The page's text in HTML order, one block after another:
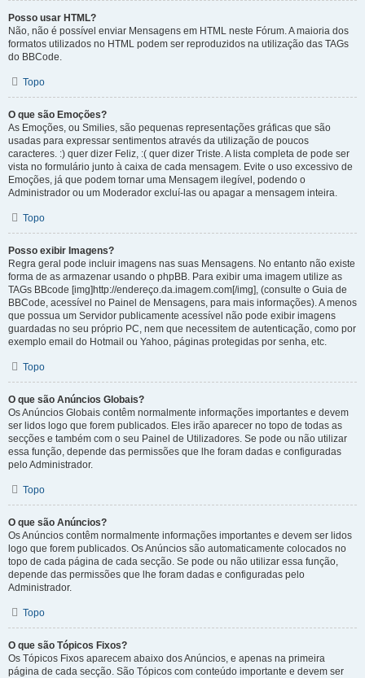
Posso usar HTML?
Não, não é possível enviar Mensagens em HTML neste Fórum. A maioria dos
formatos utilizados no HTML podem ser reproduzidos na utilização das TAGs
do BBCode.
Topo
O que são Emoções?
As Emoções, ou Smilies, são pequenas representações gráficas que são
usadas para expressar sentimentos através da utilização de poucos
caracteres. :) quer dizer Feliz, :( quer dizer Triste. A lista completa de pode ser
vista no formulário junto à caixa de cada mensagem. Evite o uso excessivo de
Emoções, já que podem tornar uma Mensagem ilegível, podendo o
Administrador ou um Moderador excluí-las ou apagar a mensagem inteira.
Topo
Posso exibir Imagens?
Regra geral pode incluir imagens nas suas Mensagens. No entanto não existe
forma de as armazenar usando o phpBB. Para exibir uma imagem utilize as
TAGs BBcode [img]http://endereço.da.imagem.com[/img], (consulte o Guia de
BBCode, acessível no Painel de Mensagens, para mais informações). A menos
que possua um Servidor publicamente acessível não pode exibir imagens
guardadas no seu próprio PC, nem que necessitem de autenticação, como por
exemplo email do Hotmail ou Yahoo, páginas protegidas por senha, etc.
Topo
O que são Anúncios Globais?
Os Anúncios Globais contêm normalmente informações importantes e devem
ser lidos logo que forem publicados. Eles irão aparecer no topo de todas as
secções e também com o seu Painel de Utilizadores. Se pode ou não utilizar
essa função, depende das permissões que lhe foram dadas e configuradas
pelo Administrador.
Topo
O que são Anúncios?
Os Anúncios contêm normalmente informações importantes e devem ser lidos
logo que forem publicados. Os Anúncios são automaticamente colocados no
topo de cada página de cada secção. Se pode ou não utilizar essa função,
depende das permissões que lhe foram dadas e configuradas pelo
Administrador.
Topo
O que são Tópicos Fixos?
Os Tópicos Fixos aparecem abaixo dos Anúncios, e apenas na primeira
página de cada secção. São Tópicos com conteúdo importante e devem ser